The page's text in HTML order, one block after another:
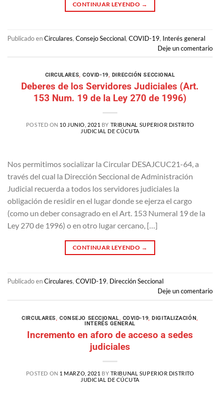
CONTINUAR LEYENDO →
Publicado enCirculares, Consejo Seccional, COVID-19, Interés general
Deje un comentario
CIRCULARES,COVID-19, DIRECCIÓN SECCIONAL
Deberes de los Servidores Judiciales (Art.
153 Num. 19 de la Ley 270 de 1996)
POSTED ON 10 JUNIO, 2021 BY TRIBUNAL SUPERIOR DISTRITO
JUDICIAL DE CÚCUTA
Nos permitimos socializar la Circular DESAJCUC21-64, a
través del cual la Dirección Seccional de Administración
Judicial recuerda a todos los servidores judiciales la
obligación de residir en el lugar donde se ejerza el cargo
(como un deber consagrado en el Art. 153 Numeral 19 de la
Ley 270 de 1996) o en otro lugar cercano, […]
CONTINUAR LEYENDO →
Publicado enCirculares, COVID-19, Dirección Seccional
Deje un comentario
CIRCULARES,CONSEJO SECCIONAL, COVID-19,DIGITALIZACIÓN,
INTERÉS GENERAL
Incremento en aforo de acceso a sedes
judiciales
POSTED ON 1 MARZO, 2021 BY TRIBUNAL SUPERIOR DISTRITO
JUDICIAL DE CÚCUTA